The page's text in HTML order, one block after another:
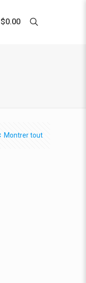
$0.00
Montrer tout